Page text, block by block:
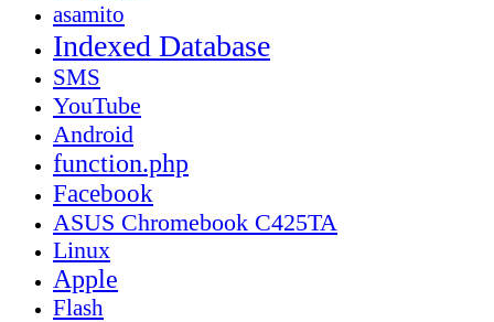
asamito
Indexed Database
SMS
YouTube
Android
function.php
Facebook
ASUS Chromebook C425TA
Linux
Apple
Flash